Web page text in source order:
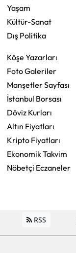
Yaşam
Kültür-Sanat
Dış Politika
Köşe Yazarları
Foto Galeriler
Manşetler Sayfası
İstanbul Borsası
Döviz Kurları
Altın Fiyatları
Kripto Fiyatları
Ekonomik Takvim
Nöbetçi Eczaneler
RSS